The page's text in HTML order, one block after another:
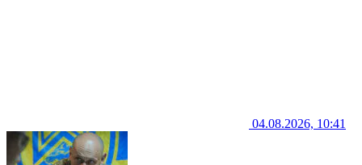
04.08.2026, 10:41